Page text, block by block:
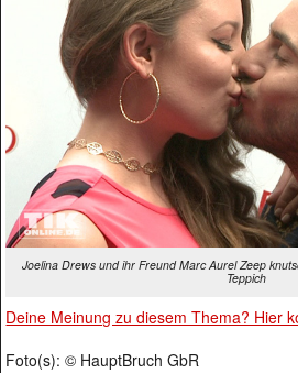
Joelina Drews und ihr Freund Marc Aurel Zeep
Teppich
Deine Meinung zu diesem Thema? Hier
Foto(s): © HauptBruch GbR